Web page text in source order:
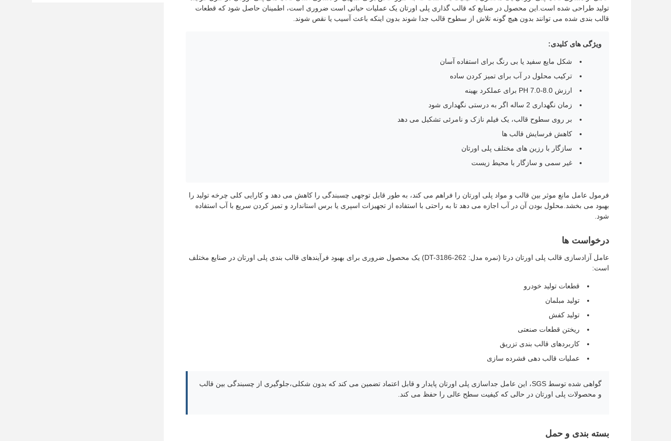
تولید طراحی شده است.این محصول در صنایع که قالب گذاری پلی اورتان یک عملیات حیاتی است ضروری است، اطمینان حاصل شود که قطعات
قالب بندی شده می توانند بدون هیچ گونه تلاش از سطوح قالب جدا شوند بدون اینکه باعث آسیب یا نقص شوند.
ویژگی های کلیدی:
شکل مایع سفید یا بی رنگ برای استفاده آسان
ترکیب محلول در آب برای تمیز کردن ساده
ارزش PH 7.0-8.0 برای عملکرد بهینه
زمان نگهداری 2 ساله اگر به درستی نگهداری شود
بر روی سطوح قالب، یک فیلم نازک و نامرئی تشکیل می دهد
کاهش فرسایش قالب ها
سازگار با رزین های مختلف پلی اورتان
غیر سمی و سازگار با محیط زیست
فرمول عامل مانع موثر بین قالب و مواد پلی اورتان را فراهم می کند، به طور قابل توجهی چسبندگی را کاهش می دهد و کارایی کلی چرخه تولید را
بهبود می بخشد.محلول بودن آن در آب اجازه می دهد تا به راحتی با استفاده از تجهیزات اسپری یا برس استاندارد و تمیز کردن سریع با آب استفاده
شود.
درخواست ها
عامل آزادسازی قالب پلی اورتان درتا (نمره مدل: DT-3186-262) یک محصول ضروری برای بهبود فرآیندهای قالب بندی پلی اورتان در صنایع مختلف
است:
قطعات تولید خودرو
تولید مبلمان
تولید کفش
ریختن قطعات صنعتی
کاربردهای قالب بندی تزریق
عملیات قالب دهی فشرده سازی
گواهی شده توسط SGS، این عامل جداسازی پلی اورتان پایدار و قابل اعتماد تضمین می کند که بدون شکلی،جلوگیری از چسبندگی بین قالب
و محصولات پلی اورتان در حالی که کیفیت سطح عالی را حفظ می کند.
بسته بندی و حمل